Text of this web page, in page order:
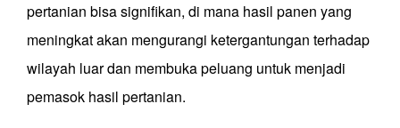
pertanian bisa signifikan, di mana hasil panen yang
meningkat akan mengurangi ketergantungan terhadap
wilayah luar dan membuka peluang untuk menjadi
pemasok hasil pertanian.